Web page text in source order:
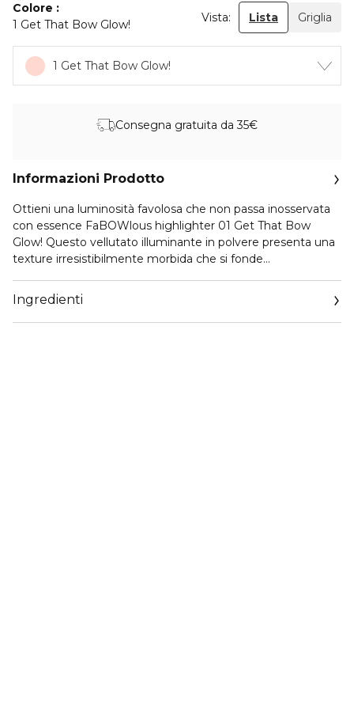
Colore
1 Get That Bow Glow!
Vista: Lista Griglia
1 Get That Bow Glow!
Consegna gratuita da 35€
Informazioni Prodotto
Ottieni una luminosità favolosa che non passa inosservata
con essence FaBOWlous highlighter 01 Get That Bow
Glow! Questo vellutato illuminante in polvere presenta una
texture irresistibilmente morbida che si fonde
guance e occhi, aggiungendo un bagliore rosato
esattamente dove vuoi che risplenda. È disponibile in una
pratica confezione che entra in tasca e presenta
Ingredienti